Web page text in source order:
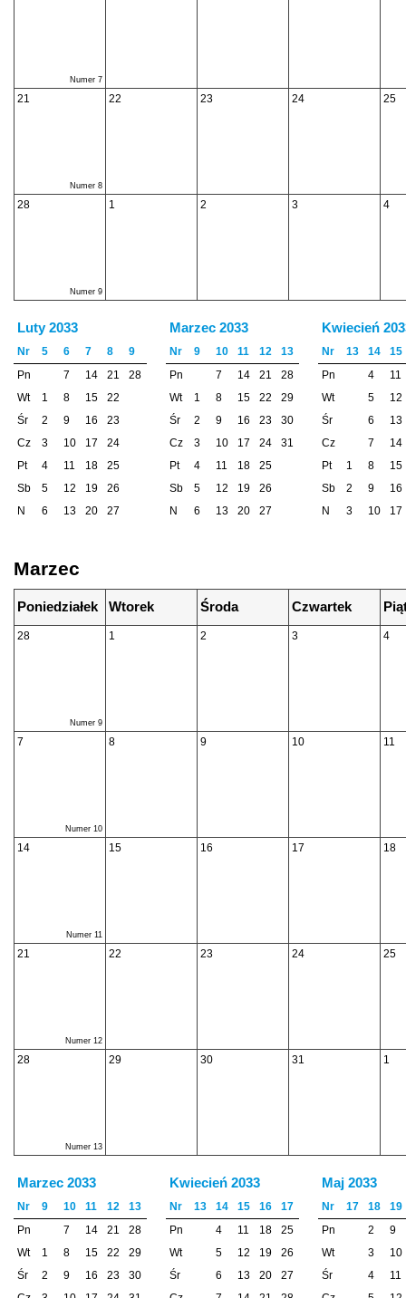
Numer 7
21
Numer 8
22 23 24 25
28
Numer 9
1 2 3 4
Luty 2033
Nr 5 6 7 8
9
Pn
7 14 21
28
Wt
1 8 15
22
Śr
2 9 16
23
Cz
3 10 17
24
Pt
4 11 18
25
Sb
5 12 19
26
N
6 13 20 27
Marzec 2033
Nr 9 10 11 12
13
Pn
7 14 21
28
Wt
1 8 15 22
29
Śr
2 9 16 23
30
Cz
3 10 17 24
31
Pt
4 11 18
25
Sb
5 12 19
26
N
6 13 20 27
Kwiecień
Nr 13 14
15
Pn
4
11
Wt
5
12
Śr
6
13
Cz
7
14
Pt
1 8
15
Sb
2 9
16
N
3 10 17
Marzec
Poniedziałek Wtorek Środa Czwartek
28
Numer 9
1 2 3 4
7
Numer 10
8 9 10 11
14
Numer 11
15 16 17 18
21
Numer 12
22 23 24 25
28
Numer 13
29 30 31 1
Marzec 2033
Nr 9 10 11 12
13
Pn
7 14 21
28
Wt
1 8 15 22
29
Śr
2 9 16 23
30
Kwiecień 2033
Nr 13 14 15 16
17
Pn
4 11 18
25
Wt
5 12 19
26
Śr
6 13 20
27
Maj 2033
Nr 17 18
19
Pn
2
9
Wt
3
10
Śr
4
11